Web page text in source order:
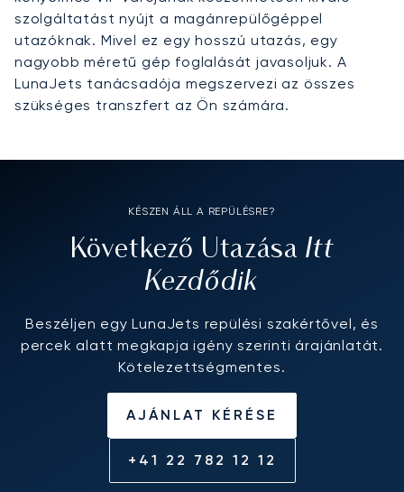
szolgáltatást nyújt a magánrepülőgéppel
utazóknak. Mivel ez egy hosszú utazás, egy
nagyobb méretű gép foglalását javasoljuk. A
LunaJets tanácsadója megszervezi az összes
szükséges transzfert az Ön számára.
KÉSZEN ÁLL A REPÜLÉSRE?
Következő Utazása Itt
Kezdődik
Beszéljen egy LunaJets repülési szakértővel, és
percek alatt megkapja igény szerinti árajánlatát.
Kötelezettségmentes.
AJÁNLAT KÉRÉSE
+41 22 782 12 12